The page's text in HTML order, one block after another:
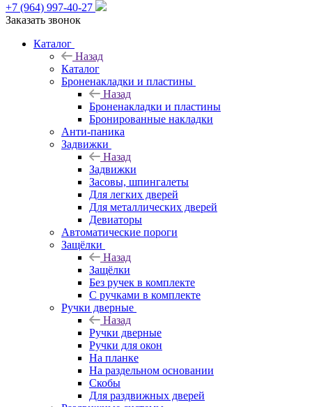
+7 (964) 997-40-27
Заказать звонок
Каталог
Назад
Каталог
Броненакладки и пластины
Назад
Броненакладки и пластины
Бронированные накладки
Анти-паника
Задвижки
Назад
Задвижки
Засовы, шпингалеты
Для легких дверей
Для металлических дверей
Девиаторы
Автоматические пороги
Защёлки
Назад
Защёлки
Без ручек в комплекте
С ручками в комплекте
Ручки дверные
Назад
Ручки дверные
Ручки для окон
На планке
На раздельном основании
Скобы
Для раздвижных дверей